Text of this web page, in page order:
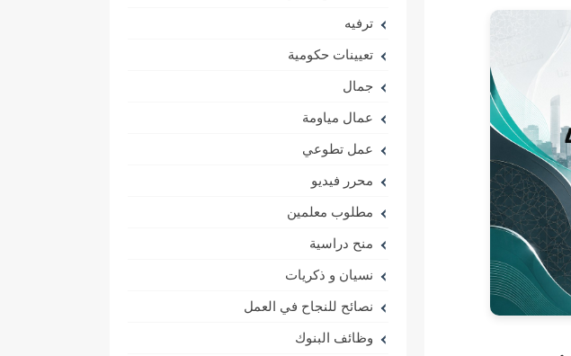
ترفيه
تعيينات حكومية
جمال
عمال مياومة
عمل تطوعي
محرر فيديو
مطلوب معلمين
منح دراسية
نسيان و ذكريات
نصائح للنجاح في العمل
وظائف البنوك